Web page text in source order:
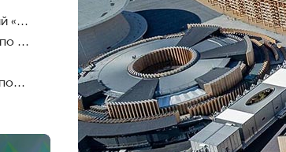
Организация выставочных экспозиций «под ключ»
Строительство выставочных стендов по всему миру
Организация деловых мероприятий «под ключ»